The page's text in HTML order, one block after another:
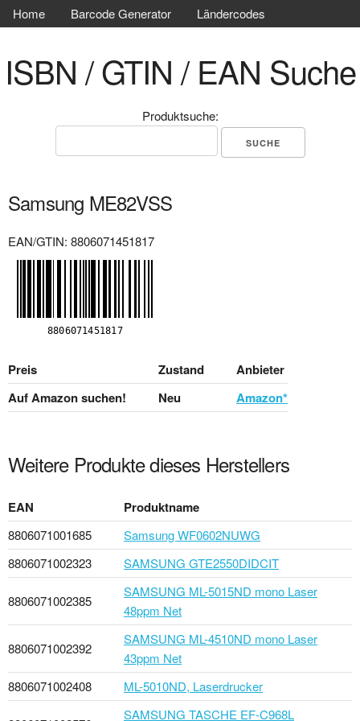
Home Barcode Generator Ländercodes
ISBN / GTIN / EAN Suche
Produktsuche:
Samsung ME82VSS
EAN/GTIN: 8806071451817
Preis Zustand
Anbieter
Auf Amazon suchen!
Neu Amazon*
Weitere Produkte dieses Herstellers
EAN Produktname
8806071001685
Samsung WF0602NUWG
8806071002323
SAMSUNG GTE2550DIDCIT
8806071002385
SAMSUNG ML-5015ND mono Laser
48ppm Net
8806071002392
SAMSUNG ML-4510ND mono Laser
43ppm Net
8806071002408
ML-5010ND, Laserdrucker
SAMSUNG TASCHE EF-C968L